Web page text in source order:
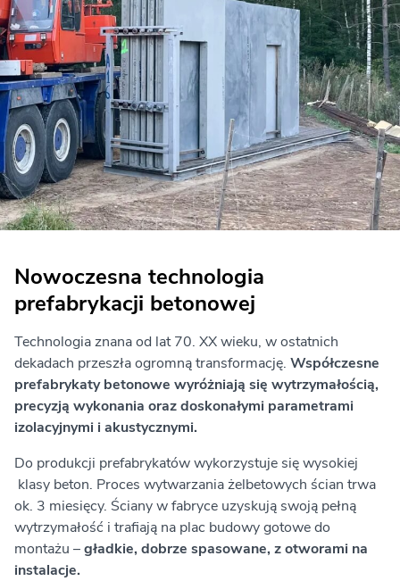
Nowoczesna technologia
prefabrykacji betonowej
Technologia znana od lat 70. XX wieku, w ostatnich
dekadach przeszła ogromną transformację. Współczesne
prefabrykaty betonowe wyróżniają się wytrzymałością,
precyzją wykonania oraz doskonałymi parametrami
izolacyjnymi i akustycznymi.
Do produkcji prefabrykatów wykorzystuje się wysokiej
klasy beton. Proces wytwarzania żelbetowych ścian trwa
ok. 3 miesięcy. Ściany w fabryce uzyskują swoją pełną
wytrzymałość i trafiają na plac budowy gotowe do
montażu –gładkie, dobrze spasowane, z otworami na
instalacje.